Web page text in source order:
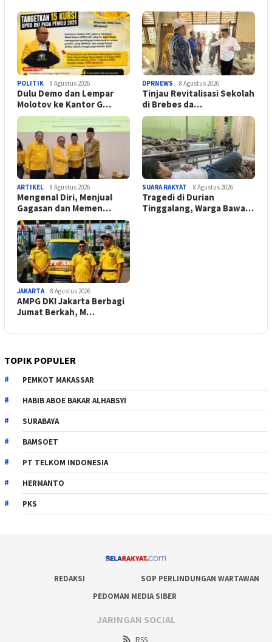
POLITIK 8 Agustus 2026
Dulu Demo dan Lempar
Molotov ke Kantor G…
DPRNEWS 8 Agustus 2026
Tinjau Revitalisasi Sekolah
di Brebes da…
ARTIKEL 8 Agustus 2026
Mengenal Diri, Menjual
Gagasan dan Memen…
SUARA RAKYAT 8 Agustus 2026
Tragedi di Durian
Tinggalang, Warga Bawa…
JAKARTA 8 Agustus 2026
AMPG DKI Jakarta Berbagi
Jumat Berkah, M…
TOPIK POPULER
PEMKOT MAKASSAR
HABIB ABOE BAKAR ALHABSYI
SURABAYA
BAMSOET
PT TELKOM INDONESIA
HERMANTO
PKS
REDAKSI
SOP PERLINDUNGAN WARTAWAN
PEDOMAN MEDIA SIBER
JARINGAN SOCIAL
RSS